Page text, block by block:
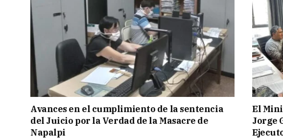
Avances en el cumplimiento de la sentencia
del Juicio por la Verdad de la Masacre de
Napalpi
El
Jorge